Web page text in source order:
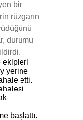
bir
rüzgarın
durumu
ekipleri
yerine
etti.
başlattı.